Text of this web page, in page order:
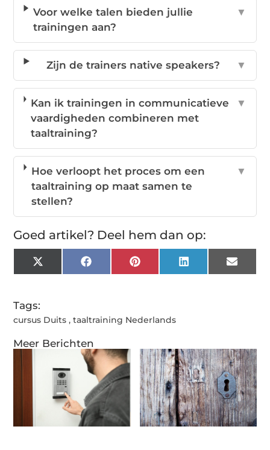
Meer Berichten
Voor welke talen bieden jullie
trainingen aan?
▼
Zijn de trainers native speakers? ▼
Kan ik trainingen in communicatieve
vaardigheden combineren met
taaltraining?
▼
Hoe verloopt het proces om een
taaltraining op maat samen te
stellen?
▼
Goed artikel? Deel hem dan op:
X
(Twitter)
FacebookPinterestLinkedInEmail
Tags:
cursus Duits ,taaltraining Nederlands